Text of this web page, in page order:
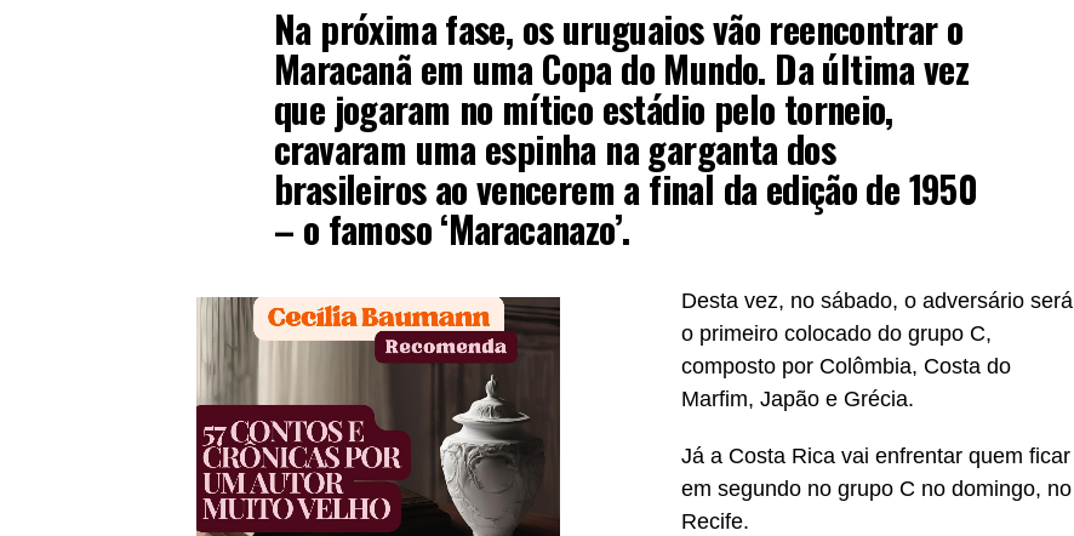
Na próxima fase, os uruguaios vão reencontrar o
Maracanã em uma Copa do Mundo. Da última vez
que jogaram no mítico estádio pelo torneio,
cravaram uma espinha na garganta dos
brasileiros ao vencerem a final da edição de 1950
– o famoso ‘Maracanazo’.
Desta vez, no sábado, o adversário será
o primeiro colocado do grupo C,
composto por Colômbia, Costa do
Marfim, Japão e Grécia.
Já a Costa Rica vai enfrentar quem ficar
em segundo no grupo C no domingo, no
Recife.